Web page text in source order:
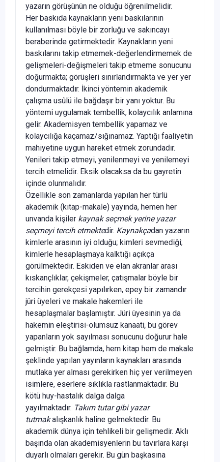
yazarın görüşünün ne olduğu öğrenilmelidir.
Her baskıda kaynakların yeni baskılarının
kullanılması böyle bir zorluğu ve sakıncayı
beraberinde getirmektedir. Kaynakların yeni
baskılarını takip etmemek-değerlendirmemek de
gelişmeleri-değiş­meleri takip etmeme sonucunu
doğurmakta; görüşleri sınırlandırmakta ve yer yer
dondurmaktadır. İkinci yöntemin akademik
çalışma usûlü ile bağdaşır bir yanı yoktur. Bu
yöntemi uygulamak tembellik, kolaycılık anlamına
gelir. Akademisyen tembellik yapamaz ve
kolaycılığa kaçamaz/sığınamaz. Yaptığı faaliyetin
mahiyetine uygun hareket etmek zorundadır.
Yenileri takip etmeyi, yenilenmeyi ve yenilemeyi
tercih etmelidir. Eksik olacaksa da bu gayretin
içinde olunmalıdır.
Özellikle son zamanlarda yapılan her türlü
akademik (kitap-makale) yayında, hemen her
unvanda kişiler kaynak seçmek yerine yazar
seçmeyi tercih etmektedir. Kaynakçadan yazarın
kimlerle arasının iyi olduğu; kimleri sevmediği;
kimlerle hesaplaşmaya kalktığı açıkça
görülmektedir. Eskiden ve elan akranlar arası
kıskançlıklar, çekişmeler, çatışmalar böyle bir
tercihin gerekçesi yapılırken, epey bir zamandır
jüri üyeleri ve makale hakemleri ile
hesaplaşmalar başlamıştır. Jüri üyesinin ya da
hakemin eleştirisi-olumsuz kanaati, bu görev
yapanların yok sayılması sonucunu doğurur hale
gelmiştir. Bu bağlamda, hem kitap hem de makale
şeklinde yapılan yayınların kaynakları arasında
mutlaka yer alması gerekirken hiç yer verilmeyen
isimlere, eserlere sıklıkla rastlanmaktadır. Bu
kötü huy-hastalık dalga dalga
yayılmaktadır. Takım tutar gibi yazar
tutmakalışkanlık haline gelmektedir. Bu
akademik dünya için tehlikeli bir gelişmedir. Aklı
başında olan akademisyenlerin bu tavırlara karşı
duyarlı olmaları gerekir. Bu gün başkasına